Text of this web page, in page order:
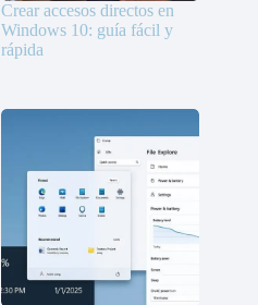
Crear accesos directos en
Windows 10: guía fácil y
rápida